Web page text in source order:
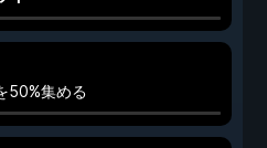
50%集める